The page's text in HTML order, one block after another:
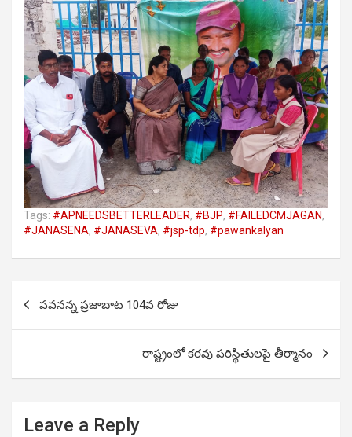
Tags: #APNEEDSBETTERLEADER, #BJP, #FAILEDCMJAGAN,
#JANASENA, #JANASEVA, #jsp-tdp, #pawankalyan
navigation
పవనన్న ప్రజాబాట 104వ రోజు
రాష్ట్రంలో కరవు పరిస్థితులపై తీర్మానం
Leave a Reply